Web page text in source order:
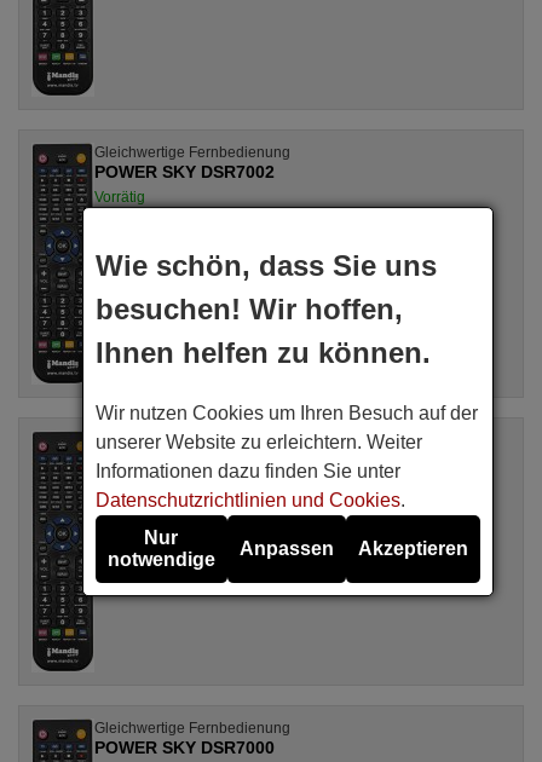
Gleichwertige Fernbedienung
POWER SKY DSR7002
Vorrätig
Für DSR 7002, DSR7002
Gleichwertige Fernbedienung
POWER SKY DSR7001
16,94 €(Inkl MwSt.)
POWER SKY
Für DSR 7001, DSR7001
Gleichwertige Fernbedienung
POWER SKY DSR7000
Wie schön, dass Sie uns
besuchen! Wir hoffen,
Ihnen helfen zu können.
Wir nutzen Cookies um Ihren Besuch auf der
unserer Website zu erleichtern. Weiter
Informationen dazu finden Sie unter
Datenschutzrichtlinien und Cookies.
Nur
notwendige
Anpassen Akzeptieren